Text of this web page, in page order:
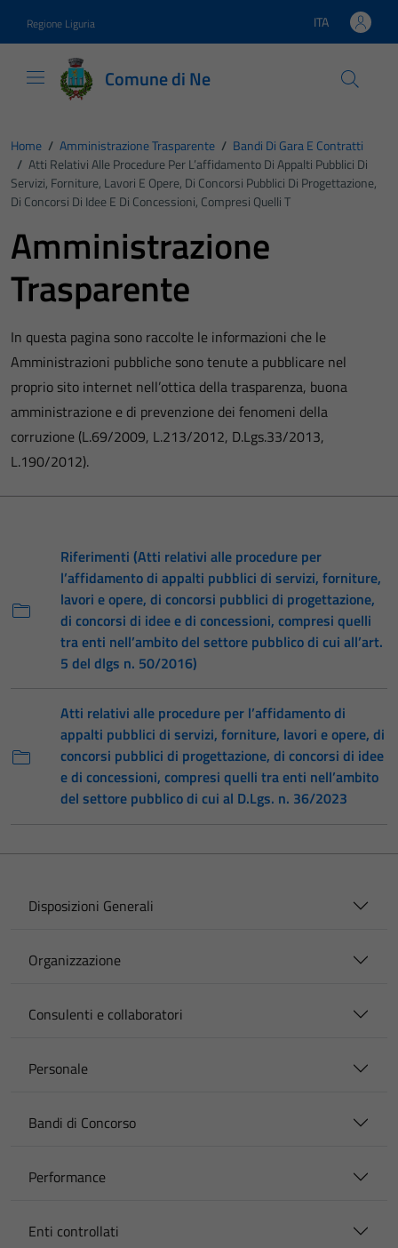
Regione Liguria Lingua attiva:
ITA
Comune di Ne
Home / Amministrazione Trasparente / Bandi Di Gara E Contratti
/ Atti Relativi Alle Procedure Per L’affidamento Di Appalti Pubblici Di
Servizi, Forniture, Lavori E Opere, Di Concorsi Pubblici Di Progettazione,
Di Concorsi Di Idee E Di Concessioni, Compresi Quelli T
Amministrazione
Trasparente
In questa pagina sono raccolte le informazioni che le
Amministrazioni pubbliche sono tenute a pubblicare nel
proprio sito internet nell’ottica della trasparenza, buona
amministrazione e di prevenzione dei fenomeni della
corruzione (L.69/2009, L.213/2012, D.Lgs.33/2013,
L.190/2012).
Riferimenti (Atti relativi alle procedure per
l’affidamento di appalti pubblici di servizi, forniture,
lavori e opere, di concorsi pubblici di progettazione,
di concorsi di idee e di concessioni, compresi quelli
tra enti nell’ambito del settore pubblico di cui all’art.
5 del dlgs n. 50/2016)
Atti relativi alle procedure per l’affidamento di
appalti pubblici di servizi, forniture, lavori e opere, di
concorsi pubblici di progettazione, di concorsi di idee
e di concessioni, compresi quelli tra enti nell’ambito
del settore pubblico di cui al D.Lgs. n. 36/2023
Disposizioni Generali
Organizzazione
Consulenti e collaboratori
Personale
Bandi di Concorso
Performance
Enti controllati